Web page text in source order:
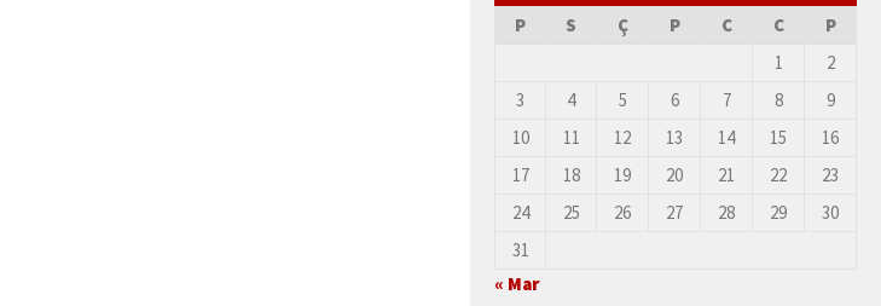
P
S Ç P C C
P
1
2
3
4 5 6 7 8
9
10
11 12 13 14 15
16
17
18 19 20 21 22
23
24
25 26 27 28 29
30
31
« Mar